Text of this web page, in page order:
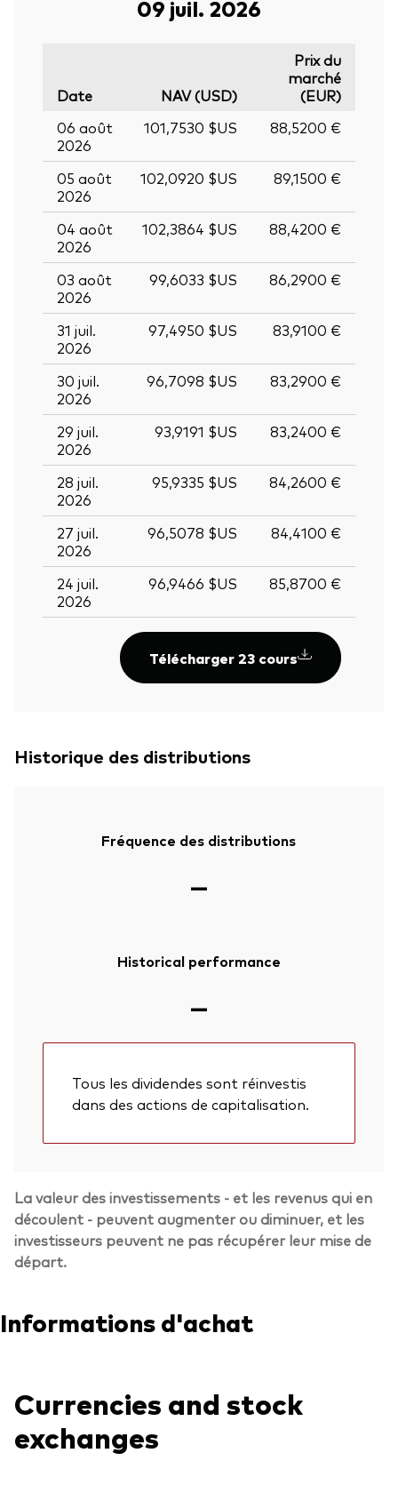
09 juil. 2026
Date NAV (USD)
Prix du
marché
(EUR)
06 août
2026
101,7530 $US 88,5200 €
05 août
2026
102,0920 $US 89,1500 €
04 août
2026
102,3864 $US 88,4200 €
03 août
2026
99,6033 $US 86,2900 €
31 juil.
2026
97,4950 $US 83,9100 €
30 juil.
2026
96,7098 $US 83,2900 €
29 juil.
2026
93,9191 $US 83,2400 €
28 juil.
2026
95,9335 $US 84,2600 €
27 juil.
2026
96,5078 $US 84,4100 €
24 juil.
2026
96,9466 $US 85,8700 €
Télécharger 23 cours
Historique des distributions
Fréquence des distributions
—
Historical performance
—
Tous les dividendes sont réinvestis
dans des actions de capitalisation.
La valeur des investissements - et les revenus qui en
découlent - peuvent augmenter ou diminuer, et les
investisseurs peuvent ne pas récupérer leur mise de
départ.
Informations d'achat
Currencies and stock
exchanges